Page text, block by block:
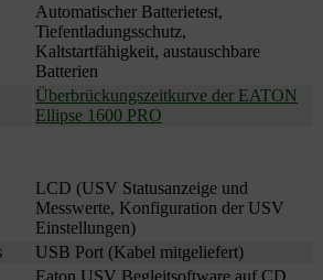
Automatischer Batterietest,
Tiefentladungsschutz,
Kaltstartfähigkeit, austauschbare
Batterien
Überbrückungszeitkurve der EATON
Ellipse 1600 PRO
LCD (USV Statusanzeige und
Messwerte, Konfiguration der USV
Einstellungen)
USB Port (Kabel mitgeliefert)
Eaton USV Begleitsoftware auf CD